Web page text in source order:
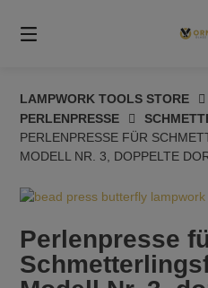
zum
Inhalt
LAMPWORK TOOLS STORE
PERLENPRESSE
PERLENPRESSE FÜR
MODELL NR. 3, DOPPELTE
Perlenpresse